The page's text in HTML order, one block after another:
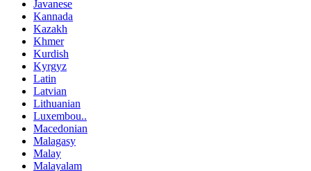
Javanese
Kannada
Kazakh
Khmer
Kurdish
Kyrgyz
Latin
Latvian
Lithuanian
Luxembou..
Macedonian
Malagasy
Malay
Malayalam